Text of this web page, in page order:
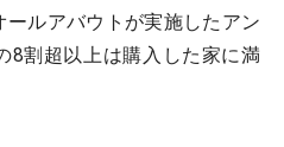
ルアバウトが実施したアン
8割超以上は購入した家に満